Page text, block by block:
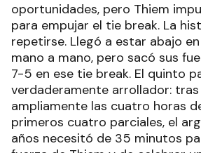
oportunidades, pero Thiem
para empujar el tie break. La
repetirse. Llegó a estar abajo
mano a mano, pero sacó sus
7-5 en ese tie break. El quinto
verdaderamente arrollador:
ampliamente las cuatro horas
primeros cuatro parciales, el
años necesitó de 35 minutos